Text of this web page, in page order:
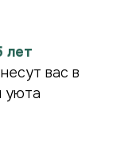
лет
вас в
уюта